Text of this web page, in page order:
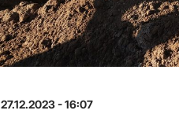
27.12.2023 - 16:07